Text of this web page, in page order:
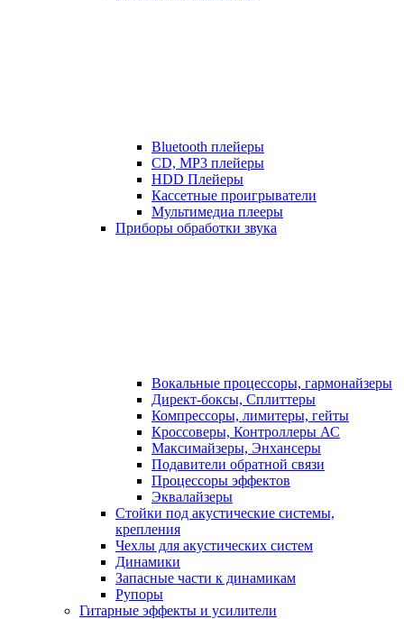
Bluetooth плейеры
CD, MP3 плейеры
HDD Плейеры
Кассетные проигрыватели
Мультимедиа плееры
Приборы обработки звука
Вокальные процессоры, гармонайзеры
Директ-боксы, Сплиттеры
Компрессоры, лимитеры, гейты
Кроссоверы, Контроллеры АС
Максимайзеры, Энхансеры
Подавители обратной связи
Процессоры эффектов
Эквалайзеры
Стойки под акустические системы,
крепления
Чехлы для акустических систем
Динамики
Запасные части к динамикам
Рупоры
Гитарные эффекты и усилители